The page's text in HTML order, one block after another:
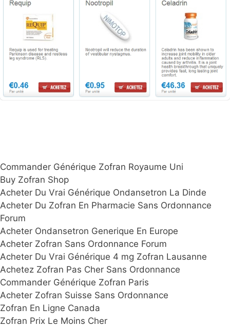
Commander Générique Zofran Royaume Uni
Buy Zofran Shop
Acheter Du Vrai Générique Ondansetron La Dinde
Acheter Du Zofran En Pharmacie Sans Ordonnance
Forum
Acheter Ondansetron Generique En Europe
Acheter Zofran Sans Ordonnance Forum
Acheter Du Vrai Générique 4 mg Zofran Lausanne
Achetez Zofran Pas Cher Sans Ordonnance
Commander Générique Zofran Paris
Acheter Zofran Suisse Sans Ordonnance
Zofran En Ligne Canada
Zofran Prix Le Moins Cher